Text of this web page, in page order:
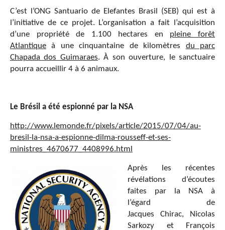
C’est l’ONG Santuario de Elefantes Brasil (SEB) qui est à
l’initiative de ce projet. L’organisation a fait l’acquisition
d’une propriété de 1.100 hectares en pleine forêt
Atlantique à une cinquantaine de kilomètres du parc
Chapada dos Guimaraes. À son ouverture, le sanctuaire
pourra accueillir 4 à 6 animaux.
Le Brésil a été espionné par la NSA
http://www.lemonde.fr/pixels/article/2015/07/04/au-
bresil-la-nsa-a-espionne-dilma-rousseff-et-ses-
ministres_4670677_4408996.html
Après les récentes
révélations d’écoutes
faites par la NSA à
l’égard de
Jacques Chirac, Nicolas
Sarkozy et François